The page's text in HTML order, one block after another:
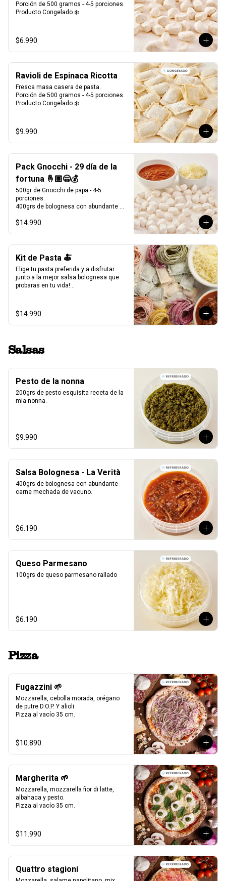
Porción de 500 gramos - 4-5 porciones.
Producto Congelado ❄️
$6.990
Ravioli de Espinaca Ricotta
Fresca masa casera de pasta.
Porción de 500 gramos - 4-5 porciones.
Producto Congelado ❄️
$9.990
Pack Gnocchi - 29 día de la
fortuna 🤞🏼😄💰
500gr de Gnocchi de papa - 4-5
porciones.
400grs de bolognesa con abundante
100grs de queso parmesano rallado.
Producto Congelado ❄️
$14.990
Kit de Pasta 🍝
Elige tu pasta preferida y a disfrutar
junto a la mejor salsa bolognesa que
probaras en tu vida!
400grs de bolognesa con abundante
carne mechada de vacuno.
100grs de queso parmesano rallado.
$14.990
Salsas
Pesto de la nonna
200grs de pesto esquisita receta de la
mia nonna.
$9.990
Salsa Bolognesa - La Verità
400grs de bolognesa con abundante
carne mechada de vacuno.
$6.190
Queso Parmesano
100grs de queso parmesano rallado
$6.190
Pizza
Fugazzini 🌱
Mozzarella, cebolla morada, orégano
de putre D.O.P. Y alioli.
Pizza al vacío 35 cm.
$10.890
Margherita 🌱
Mozzarella, mozzarella fior di latte,
albahaca y pesto.
Pizza al vacío 35 cm.
$11.990
Quattro stagioni